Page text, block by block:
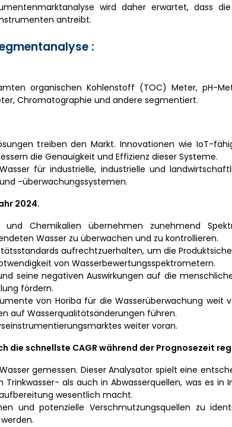
wird daher erwartet, dass die
antreibt.
:
organischen Kohlenstoff (TOC) Meter, pH-
Chromatographie und andere segmentiert.
treiben den Markt. Innovationen wie IoT-
die Genauigkeit und Effizienz dieser Systeme.
für industrielle, industrielle und
-überwachungssystemen.
2024.
Chemikalien übernehmen zunehmend
Wasser zu überwachen und zu kontrollieren.
aufrechtzuerhalten, um die
von Wasserbewertungsspektrometern.
seine negativen Auswirkungen auf die
fördern.
von Horiba für die Wasserüberwachung weit
auf Wasserqualitätsänderungen führen.
weiter voran.
schnellste CAGR während der Prognosezeit
gemessen. Dieser Analysator spielt eine
als auch in Abwasserquellen, was es in
wesentlich macht.
und potenzielle Verschmutzungsquellen zu